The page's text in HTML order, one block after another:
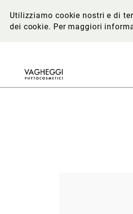
Utilizziamo cookie nostri e di
dei cookie. Per maggiori